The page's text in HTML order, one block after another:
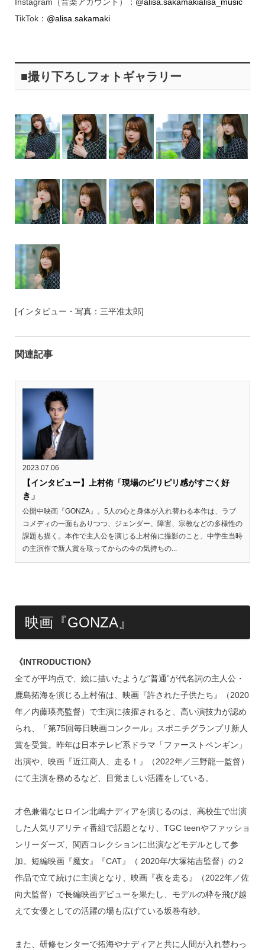
Instagram（音楽アカウント）： @alisa.sakamakialisa_music
TikTok： @alisa.sakamaki
■撮り下ろしフォトギャラリー
[インタビュー・写真：三平准太郎]
関連記事
2023.07.06
【インタビュー】上村侑「現場のピリピリ感がすごく好
き」
公開中映画『GONZA』。5人の心と身体が入れ替わる本作は、ラブ
コメディの一面もありつつ、ジェンダー、障害、宗教などの多様性の
課題も描く。本作で主人公を演じる上村侑に撮影のこと、中学生当時
の主演作で新人賞を取ってからの今の気持ちの...
映画『GONZA』
《INTRODUCTION》
全てが平均点で、絵に描いたような“普通”が代名詞の主人公・
鹿島拓海を演じる上村侑は、映画『許された子供たち』（2020
年／内藤瑛亮監督）で主演に抜擢されると、高い演技力が認め
られ、「第75回毎日映画コンクール」スポニチグランプリ新人
賞を受賞。昨年は日本テレビ系ドラマ「ファーストペンギン」
出演や、映画『近江商人、走る！』（2022年／三野龍一監督）
にて主演を務めるなど、目覚ましい活躍をしている。
才色兼備なヒロイン北嶋ナディアを演じるのは、高校生で出演
した人気リアリティ番組で話題となり、TGC teenやファッショ
ンリーダーズ、関西コレクションに出演などモデルとして参
加。短編映画『魔女』『CAT』（ 2020年/大塚祐吉監督）の２
作品で立て続けに主演となり、映画『夜を走る』（2022年／佐
向大監督）で長編映画デビューを果たし、モデルの枠を飛び越
えて女優としての活躍の場も広げている坂巻有紗。
また、研修センターで拓海やナディアと共に人間が入れ替わっ